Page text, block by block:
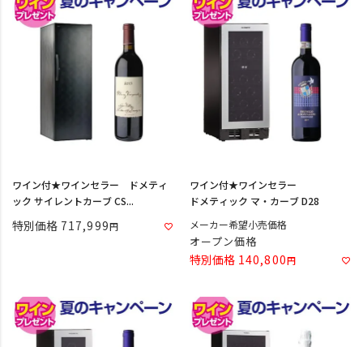
ワイン付★ワインセラー ドメティ
ック サイレントカーブ CS...
特別価格 717,999
ワイン付★ワインセラー
ドメティック マ・カーブ D28
メーカー希望小売価格
オープン価格
特別価格 140,800